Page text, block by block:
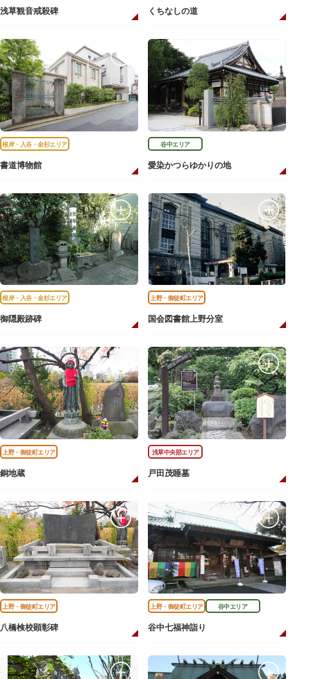
浅草観音戒殺碑 くちなしの道
根岸・入谷・金杉エリア
書道博物館
谷中エリア
愛染かつらゆかりの地
根岸・入谷・金杉エリア
御隠殿跡碑
上野・御徒町エリア
国会図書館上野分室
上野・御徒町エリア
銅地蔵
浅草中央部エリア
戸田茂睡墓
上野・御徒町エリア
八橋検校顕彰碑
上野・御徒町エリア 谷中エリア
谷中七福神詣り